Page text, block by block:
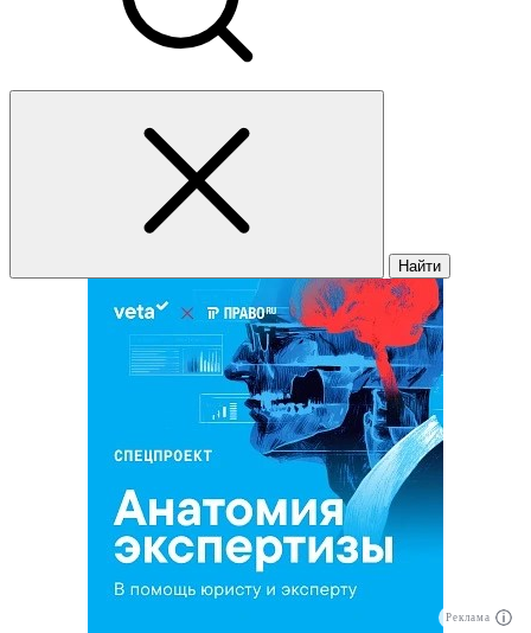
Найти
Реклама